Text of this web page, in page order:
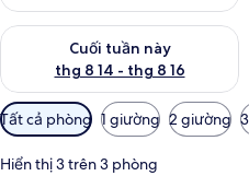
Cuối tuần này
thg 8 14 - thg 8 16
Kiểm tra lượng phòng cuối tuần
Bộ
lọc
có
Tất cả phòng 1 giường 2 giường
Hiển thị 3 trên 3 phòng